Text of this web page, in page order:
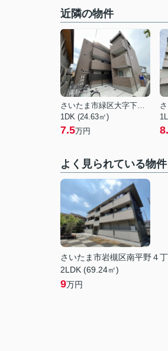
近隣の物件
さいたま市緑区大字下野田
1DK (24.63㎡)
7.5万円
よく見られている物件
さいたま市岩槻区南平野４丁
2LDK (69.24㎡)
9万円